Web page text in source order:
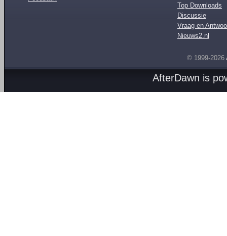
Top Downloads
Discussie
Vraag en
Nieuws2.nl
© 1999-2026
AfterDawn is